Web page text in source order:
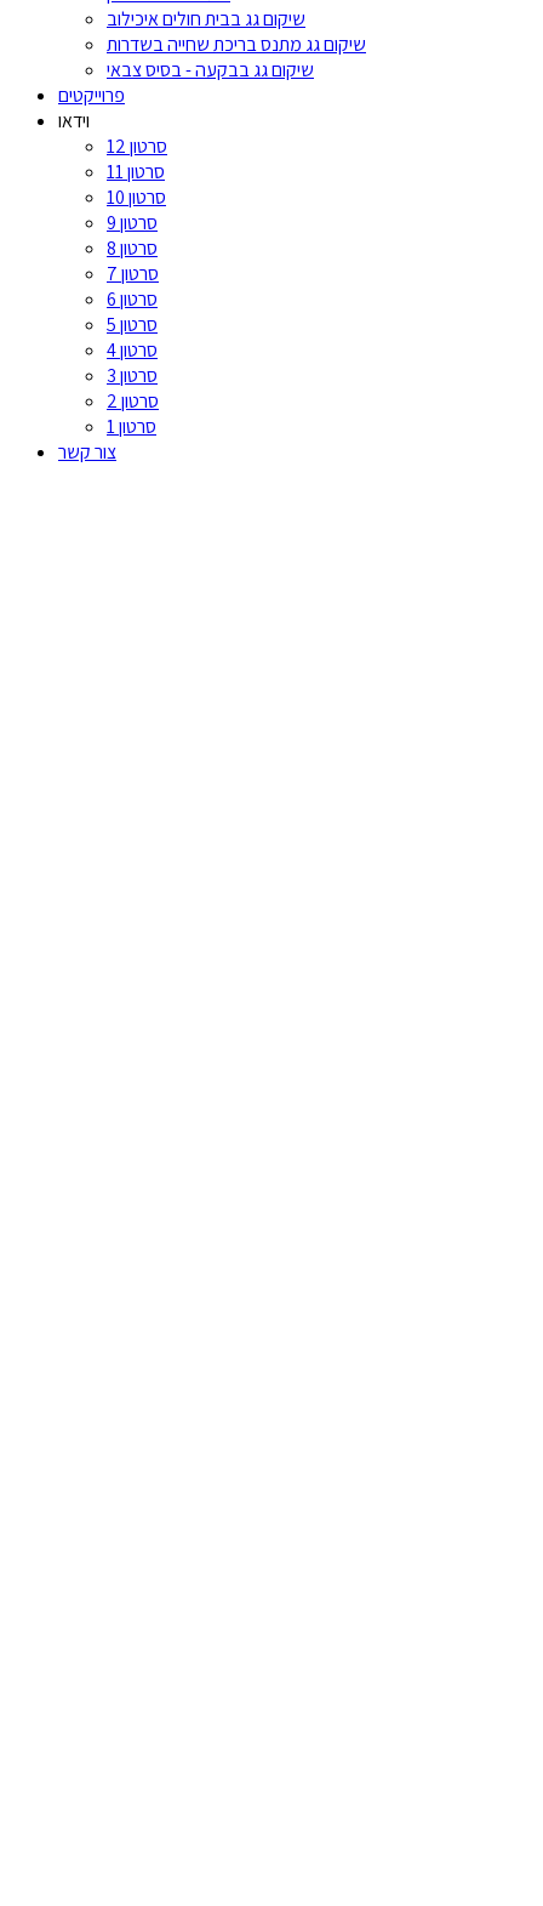
שיקום גג בבית חולים איכילוב
שיקום גג מתנס בריכת שחייה בשדרות
שיקום גג בבקעה - בסיס צבאי
פרוייקטים
וידאו
סרטון 12
סרטון 11
סרטון 10
סרטון 9
סרטון 8
סרטון 7
סרטון 6
סרטון 5
סרטון 4
סרטון 3
סרטון 2
סרטון 1
צור קשר